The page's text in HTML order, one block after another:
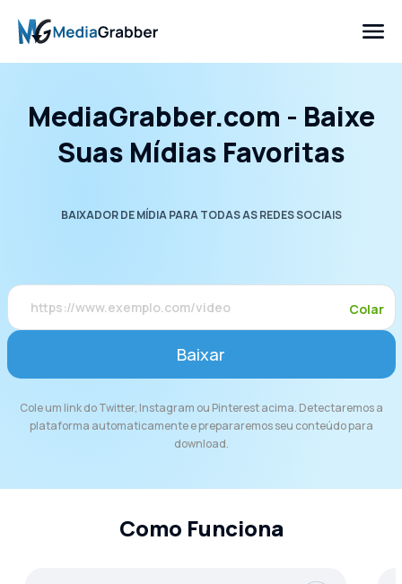
MediaGrabber.com - Baixe
Suas Mídias Favoritas
BAIXADOR DE MÍDIA PARA TODAS AS REDES SOCIAIS
Colar
Baixar
Cole um link do Twitter, Instagram ou Pinterest acima. Detectaremos a
plataforma automaticamente e prepararemos seu conteúdo para
download.
Como Funciona